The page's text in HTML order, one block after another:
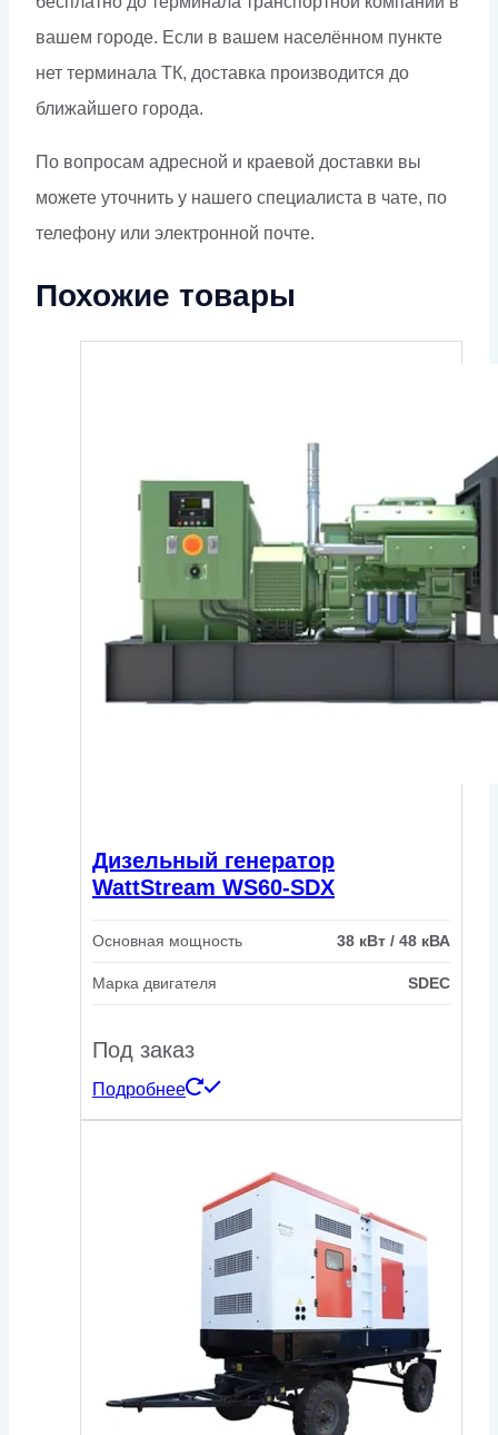
вашем городе. Если в вашем населённом пункте
нет терминала ТК, доставка производится до
ближайшего города.
По вопросам адресной и краевой доставки вы
можете уточнить у нашего специалиста в чате, по
телефону или электронной почте.
Похожие товары
Дизельный генератор
WattStream WS60-SDX
Основная мощность 38 кВт / 48 кВА
Марка двигателя SDEC
Под заказ
Подробнее